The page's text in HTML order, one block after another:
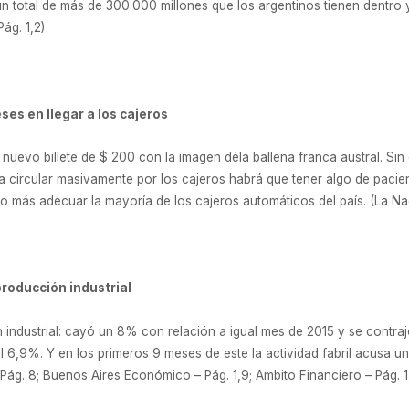
total de más de 300.000 millones que los argentinos tienen
1,2)
en llegar a los cajeros
billete de $ 200 con la imagen déla ballena franca austral.
masivamente por los cajeros habrá que tener algo de
más adecuar la mayoría de los cajeros automáticos del país. (La
industrial
industrial: cayó un 8% con relación a igual mes de 2015 y se
6,9%. Y en los primeros 9 meses de este la actividad fabril acusa
8; Buenos Aires Económico – Pág. 1,9; Ambito Financiero – Pág.